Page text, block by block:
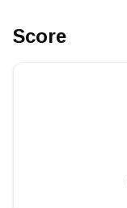
Score